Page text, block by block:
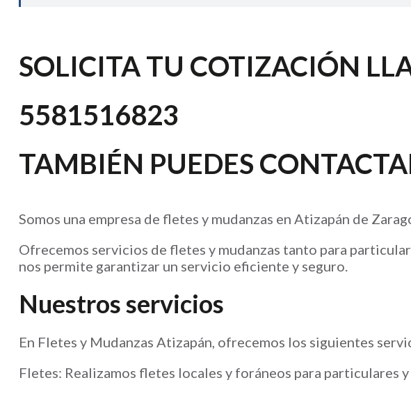
SOLICITA TU COTIZACIÓN
5581516823
TAMBIÉN PUEDES
Somos una empresa de fletes y mudanzas en Atizapán de
Ofrecemos servicios de fletes y mudanzas tanto para
nos permite garantizar un servicio eficiente y seguro.
Nuestros servicios
En Fletes y Mudanzas Atizapán, ofrecemos los siguientes
Fletes: Realizamos fletes locales y foráneos para